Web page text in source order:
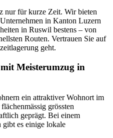
nur für kurze Zeit. Wir bieten
in Kanton Luzern
in Ruswil bestens – von
Routen. Vertrauen Sie auf
geht.
Meisterumzug in
ein attraktiver Wohnort im
grössten
geprägt. Bei einem
es einige lokale